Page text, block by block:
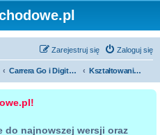
Zaloguj się
Zarejestruj się
Carrera Go i Digital 143 Kształtowanie terenu i budowa makiety
do najnowszej wersji oraz